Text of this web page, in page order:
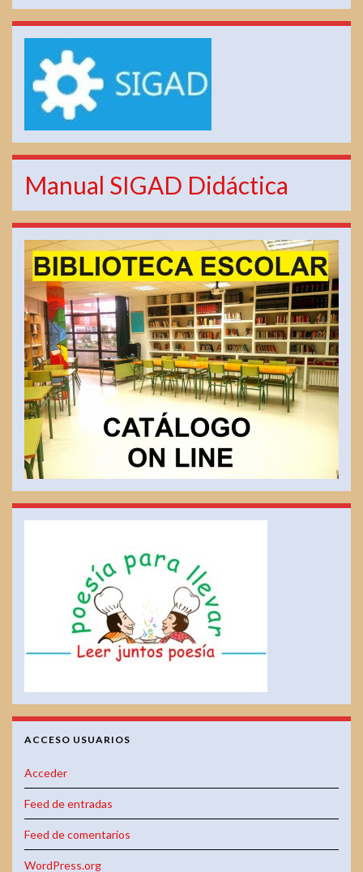
Manual SIGAD Didáctica
ACCESO USUARIOS
Acceder
Feed de entradas
Feed de comentarios
WordPress.org